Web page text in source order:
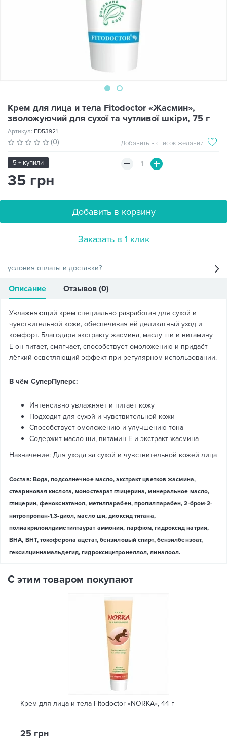
Крем для лица и тела Fitodoctor «Жасмин»,
зволожуючий для сухої та чутливої шкіри, 75 г
Артикул: FD53921
(0) Добавить в список желаний
5 + купили
35 грн
Добавить в корзину
Заказать в 1 клик
условия оплаты и доставки?
Описание Отзывов (0)
Увлажняющий крем специально разработан для сухой и
чувствительной кожи, обеспечивая ей деликатный уход и
комфорт. Благодаря экстракту жасмина, маслу ши и витамину
Е он питает, смягчает, способствует омоложению и придаёт
лёгкий осветляющий эффект при регулярном использовании.
В чём СуперПуперс:
Интенсивно увлажняет и питает кожу
Подходит для сухой и чувствительной кожи
Способствует омоложению и улучшению тона
Содержит масло ши, витамин Е и экстракт жасмина
Назначение: Для ухода за сухой и чувствительной кожей лица
Состав: Вода, подсолнечное масло, экстракт цветков жасмина,
стеариновая кислота, моностеарат глицерина, минеральное масло,
глицерин, феноксиэтанол, метилпарабен, пропилпарабен, 2-бром-2-
нитропропан-1,3-диол, масло ши, диоксид титана,
полиакрилоилдиметилтаурат аммония, парфюм, гидроксид натрия,
BHA, BHT, токоферола ацетат, бензиловый спирт, бензилбензоат,
гексилциннамальдегид, гидроксицитронеллол, линалоол.
С этим товаром покупают
Крем для лица и тела Fitodoctor «NORKA», 44 г
25 грн